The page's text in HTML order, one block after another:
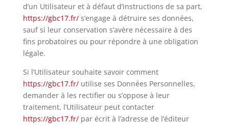
d’un Utilisateur et à défaut d’instructions de sa part,
https://gbc17.fr/s’engage à détruire ses données,
sauf si leur conservation s’avère nécessaire à des
fins probatoires ou pour répondre à une obligation
légale.
Si l’Utilisateur souhaite savoir comment
https://gbc17.fr/ utilise ses Données Personnelles,
demander à les rectifier ou s’oppose à leur
traitement, l’Utilisateur peut contacter
https://gbc17.fr/ par écrit à l’adresse de l’éditeur